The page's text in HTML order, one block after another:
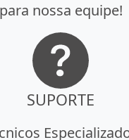
para nossa equipe!
SUPORTE